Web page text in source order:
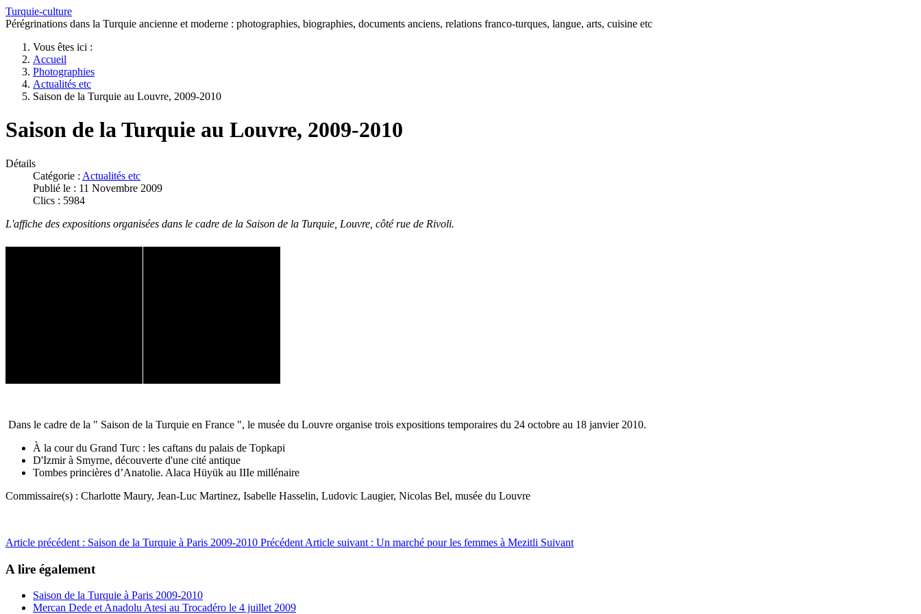
Turquie-culture
Pérégrinations dans la Turquie ancienne et moderne : photographies, biographies, documents anciens, relations franco-turques, langue, arts, cuisine etc
Vous êtes ici :
Accueil
Photographies
Actualités etc
Saison de la Turquie au Louvre, 2009-2010
Saison de la Turquie au Louvre, 2009-2010
Détails
Catégorie : Actualités etc
Publié le : 11 Novembre 2009
Clics : 5984
L'affiche des expositions organisées dans le cadre de la Saison de la Turquie, Louvre, côté rue de Rivoli.
Dans le cadre de la " Saison de la Turquie en France ", le musée du Louvre organise trois expositions temporaires du 24 octobre au 18 janvier 2010.
À la cour du Grand Turc : les caftans du palais de Topkapi
D'Izmir à Smyrne, découverte d'une cité antique
Tombes princières d’Anatolie. Alaca Hüyük au IIIe millénaire
Commissaire(s) : Charlotte Maury, Jean-Luc Martinez, Isabelle Hasselin, Ludovic Laugier, Nicolas Bel, musée du Louvre
Article précédent : Saison de la Turquie à Paris 2009-2010 Précédent Article suivant : Un marché pour les femmes à Mezitli Suivant
A lire également
Saison de la Turquie à Paris 2009-2010
Mercan Dede et Anadolu Atesi au Trocadéro le 4 juillet 2009